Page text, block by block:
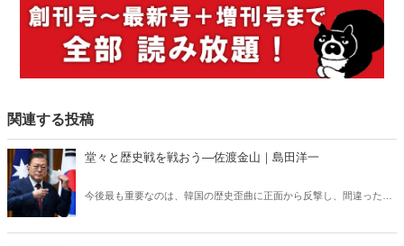
関連する投稿
堂々と歴史戦を戦おう―佐渡金山｜島田洋一
今後最も重要なのは、韓国の歴史歪曲に正面から反撃し、間違った歴